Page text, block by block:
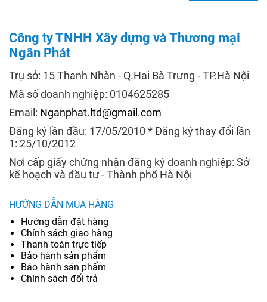
Công ty TNHH Xây dựng và Thương mại
Ngân Phát
Trụ sở: 15 Thanh Nhàn - Q.Hai Bà Trưng - TP.Hà Nội
Mã số doanh nghiệp: 0104625285
Email: Nganphat.ltd@gmail.com
Đăng ký lần đầu: 17/05/2010 * Đăng ký thay đổi lần
1: 25/10/2012
Nơi cấp giấy chứng nhận đăng ký doanh nghiệp: Sở
kế hoạch và đầu tư - Thành phố Hà Nội
HƯỚNG DẪN MUA HÀNG
Hướng dẫn đặt hàng
Chính sách giao hàng
Thanh toán trực tiếp
Bảo hành sản phẩm
Bảo hành sản phẩm
Chính sách đổi trả